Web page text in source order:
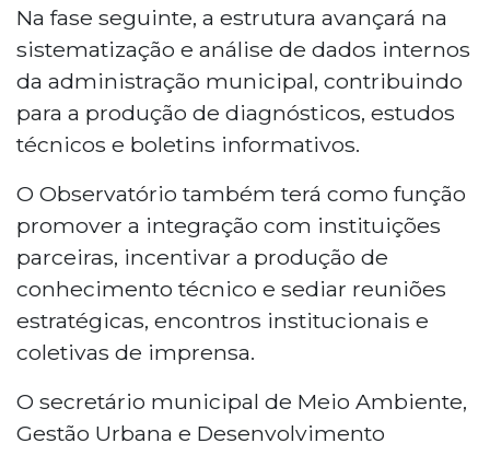
Na fase seguinte, a estrutura avançará na
sistematização e análise de dados internos
da administração municipal, contribuindo
para a produção de diagnósticos, estudos
técnicos e boletins informativos.
O Observatório também terá como função
promover a integração com instituições
parceiras, incentivar a produção de
conhecimento técnico e sediar reuniões
estratégicas, encontros institucionais e
coletivas de imprensa.
O secretário municipal de Meio Ambiente,
Gestão Urbana e Desenvolvimento